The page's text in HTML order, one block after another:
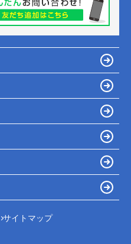
サイトマップ